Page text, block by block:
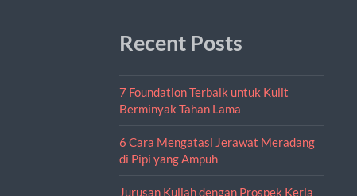
Recent Posts
7 Foundation Terbaik untuk Kulit
Berminyak Tahan Lama
6 Cara Mengatasi Jerawat Meradang
di Pipi yang Ampuh
Jurusan Kuliah dengan Prospek Kerja